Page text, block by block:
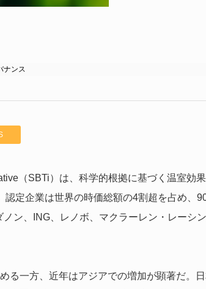
ナンス
（SBTi）は、科学的根拠に基づく温室効
定企業は世界の時価総額の4割超を占め、
ン、ING、レノボ、マクラーレン・レーシ
る一方、近年はアジアでの増加が顕著だ。